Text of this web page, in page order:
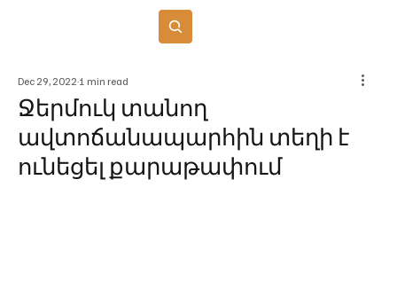
Ջերմուկ տանող
ավտոճանապարհին տեղի է
ունեցել քարաթափում
Dec 29, 2022 1 min read